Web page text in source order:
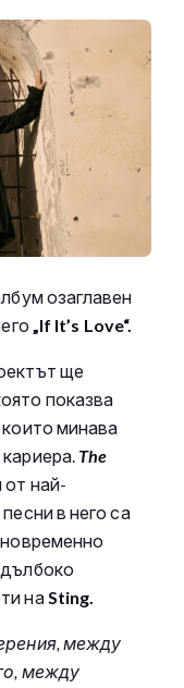
озаглавен
„If It’s Love“.
ще
показва
които минава
The
от най-
в него са
наSting.
, между
между